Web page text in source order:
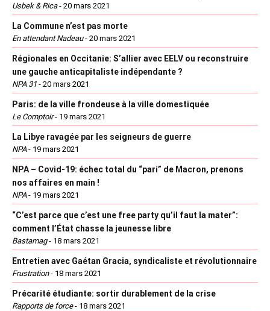
Usbek & Rica- 20 mars 2021
La Commune n’est pas morte
En attendant Nadeau- 20 mars 2021
Régionales en Occitanie: S’allier avec EELV ou reconstruire
une gauche anticapitaliste indépendante ?
NPA 31 - 20 mars 2021
Paris: de la ville frondeuse à la ville domestiquée
Le Comptoir- 19 mars 2021
La Libye ravagée par les seigneurs de guerre
NPA- 19 mars 2021
NPA – Covid-19: échec total du “pari” de Macron, prenons
nos affaires en main !
NPA- 19 mars 2021
“C’est parce que c’est une free party qu’il faut la mater”:
comment l’État chasse la jeunesse libre
Bastamag- 18 mars 2021
Entretien avec Gaétan Gracia, syndicaliste et révolutionnaire
Frustration- 18 mars 2021
Précarité étudiante: sortir durablement de la crise
Rapports de force- 18 mars 2021